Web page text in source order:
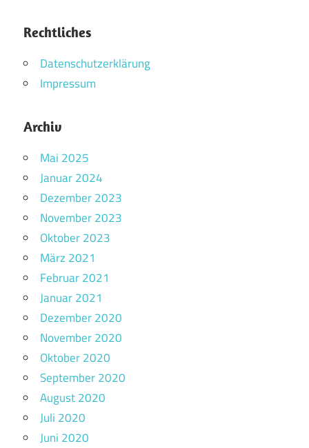
Rechtliches
Datenschutzerklärung
Impressum
Archiv
Mai 2025
Januar 2024
Dezember 2023
November 2023
Oktober 2023
März 2021
Februar 2021
Januar 2021
Dezember 2020
November 2020
Oktober 2020
September 2020
August 2020
Juli 2020
Juni 2020